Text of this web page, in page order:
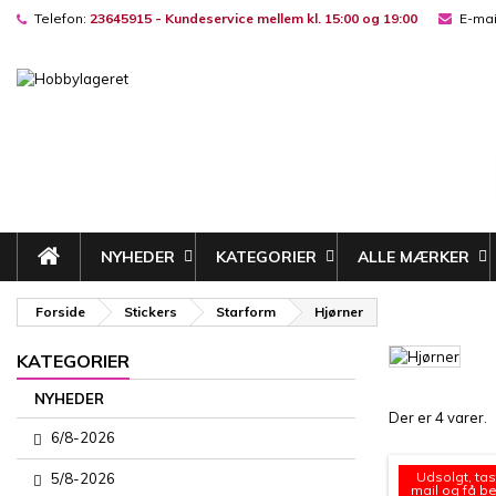
Telefon: 23645915 - Kundeservice mellem kl. 15:00 og 19:00 E-
NYHEDER KATEGORIER ALLE MÆRKER
Forside Stickers Starform Hjørner
KATEGORIER
NYHEDER
6/8-2026
5/8-2026
Der er 4 varer.
Udsolgt,
mail og få